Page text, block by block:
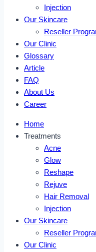
Injection
Our Skincare
Reseller
Our Clinic
Glossary
Article
FAQ
About Us
Career
Home
Treatments
Acne
Glow
Reshape
Rejuve
Hair Removal
Injection
Our Skincare
Reseller
Our Clinic